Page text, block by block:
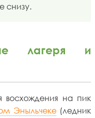
снизу.
лагеря и
восхождения на пик
Эныльчеке(ледник